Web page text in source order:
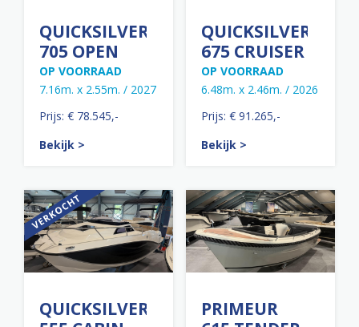
QUICKSILVER
705 OPEN
OP VOORRAAD
7.16m. x 2.55m. / 2027
Prijs: € 78.545,-
Bekijk >
QUICKSILVER
675 CRUISER
OP VOORRAAD
6.48m. x 2.46m. / 2026
Prijs: € 91.265,-
Bekijk >
QUICKSILVER
PRIMEUR